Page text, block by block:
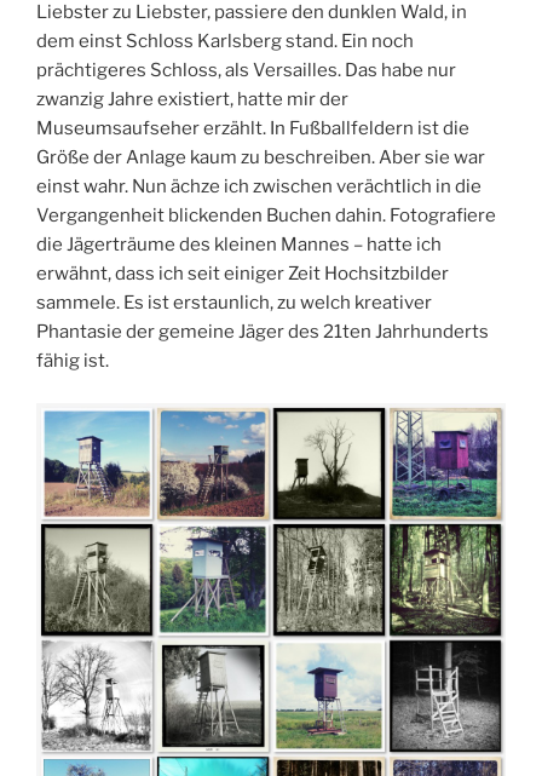
Liebster zu Liebster, passiere den dunklen Wald, in
dem einst Schloss Karlsberg stand. Ein noch
prächtigeres Schloss, als Versailles. Das habe nur
zwanzig Jahre existiert, hatte mir der
Museumsaufseher erzählt. In Fußballfeldern ist die
Größe der Anlage kaum zu beschreiben. Aber sie war
einst wahr. Nun ächze ich zwischen verächtlich in die
Vergangenheit blickenden Buchen dahin. Fotografiere
die Jägerträume des kleinen Mannes – hatte ich
erwähnt, dass ich seit einiger Zeit Hochsitzbilder
sammele. Es ist erstaunlich, zu welch kreativer
Phantasie der gemeine Jäger des 21ten Jahrhunderts
fähig ist.